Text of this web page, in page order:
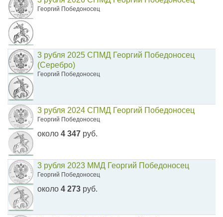
Георгий Победоносец
3 рубля 2025 СПМД Георгий Победоносец
(Серебро)
Георгий Победоносец
3 рубля 2024 СПМД Георгий Победоносец
Георгий Победоносец
около 4 347 руб.
3 рубля 2023 ММД Георгий Победоносец
Георгий Победоносец
около 4 273 руб.